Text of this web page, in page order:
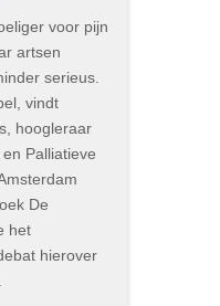
voor pijn
artsen
serieus.
vindt
hoogleraar
Palliatieve
De
het
hierover